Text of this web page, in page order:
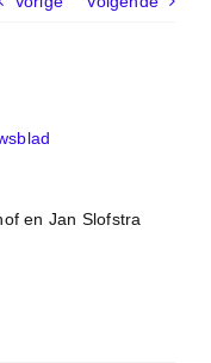
en Jan Slofstra